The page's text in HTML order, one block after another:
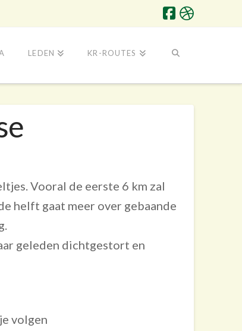
LEDEN KR-ROUTES
Vooral de eerste 6 km zal
helft gaat meer over gebaande
geleden dichtgestort en
volgen